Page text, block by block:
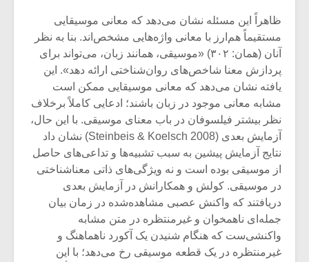
ظاهراً این مسئله نشان می‌دهد که معانی موسیقایی
مستقیماً هم‌ارز با معانی واژه‌هایی مشخص‌اند. بنا به نظر
آنان (همان: ۳۰۲) «موسیقی، همانند زبان، می‌تواند برای
پردازش معنا شاخص‌های روان‌شناختی ارائه دهد». این
یافته نشان می‌دهد که معانی موسیقایی ممکن است
مشابه معانی موجود در زبان باشند؛ ادعایی کاملاً برخلاف
نظر بیشتر فیلسوفان در باب معنای موسیقی. با این حال،
آزمایش بعدی (Steinbeis & Koelsch 2008) نشان داد
نتایج آزمایش پیشین به سبب تشبیه‌ها و تداعی‌های حاصل
از موسیقی بوده است و نه ویژگی‌های ذاتی معناشناختی
در موسیقی. کولش و همکارانش در آزمایش بعدی
دریافتند که واکنش عصبی مشاهده‌شده در زمان بیان
جمله‌ای ناهمخوان و غیرمنتظره در متن مشابه
واکنشی‌ست که هنگام شنیدن یک آکورد ناهماهنگ و
غیرمنتظره در یک قطعه موسیقی رخ می‌دهد؛ با این